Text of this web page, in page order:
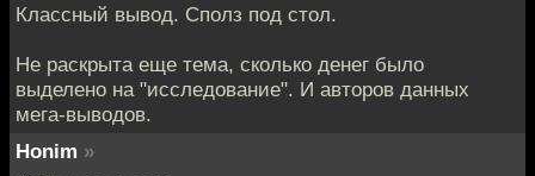
Классный вывод. Сполз под стол.
Не раскрыта еще тема, сколько денег было
выделено на "исследование". И авторов данных
мега-выводов.
Honim »